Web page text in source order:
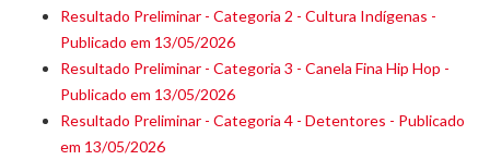
Resultado Preliminar - Categoria 2 - Cultura Indígenas -
Publicado em 13/05/2026
Resultado Preliminar - Categoria 3 - Canela Fina Hip Hop -
Publicado em 13/05/2026
Resultado Preliminar - Categoria 4 - Detentores - Publicado
em 13/05/2026